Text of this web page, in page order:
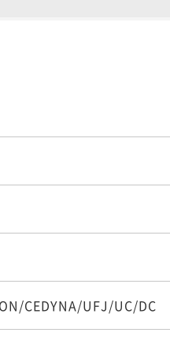
CEDYNA/UFJ/UC/DC